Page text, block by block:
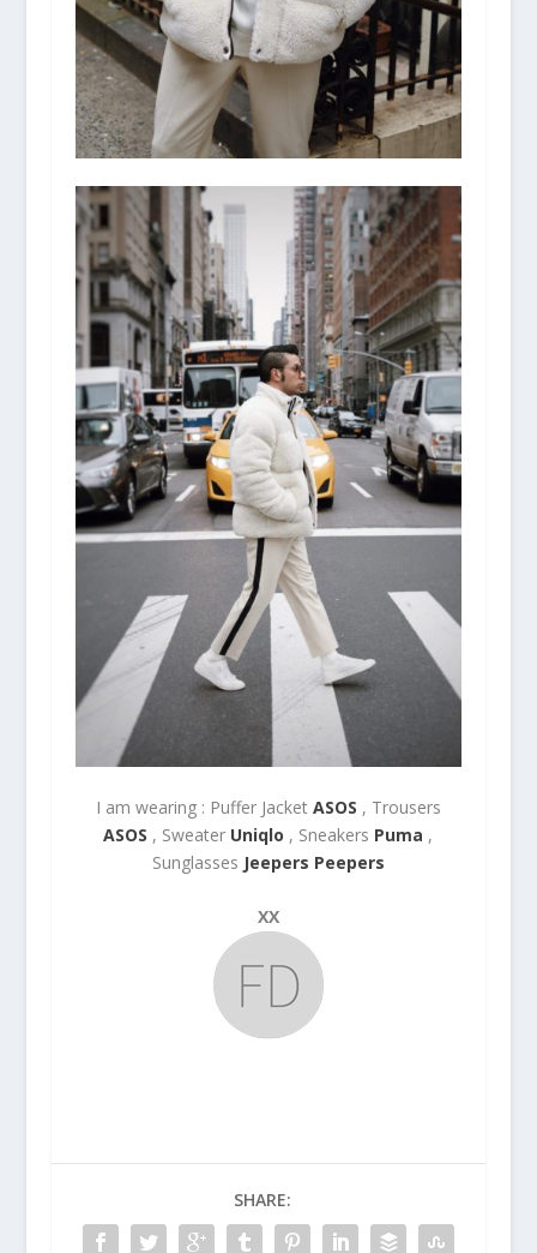
I am wearing : Puffer Jacket ASOS , Trousers
ASOS , Sweater Uniqlo , Sneakers Puma ,
Sunglasses Jeepers Peepers
XX
SHARE: